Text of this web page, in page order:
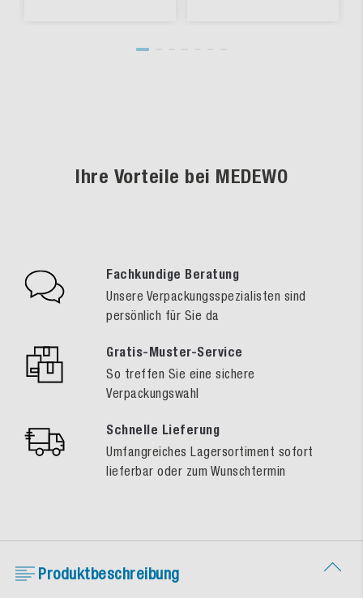
Ihre Vorteile bei MEDEWO
Fachkundige Beratung
Unsere Verpackungsspezialisten sind
persönlich für Sie da
Gratis-Muster-Service
So treffen Sie eine sichere
Verpackungswahl
Schnelle Lieferung
Umfangreiches Lagersortiment sofort
lieferbar oder zum Wunschtermin
Produktbeschreibung